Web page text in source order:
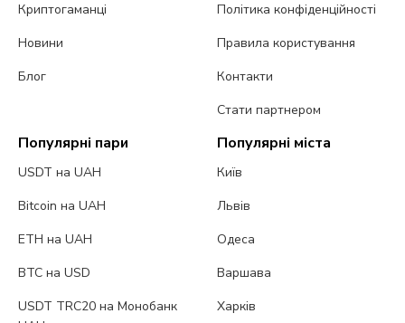
Криптогаманці
Новини
Блог
Політика конфіденційності
Правила користування
Контакти
Стати партнером
Популярні пари
USDT на UAH
Bitcoin на UAH
ETH на UAH
BTC на USD
USDT TRC20 на Монобанк
Популярні міста
Київ
Львів
Одеса
Варшава
Харків